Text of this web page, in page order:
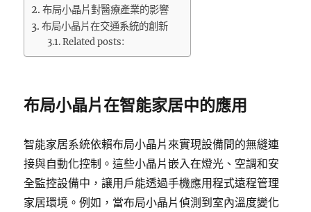
布局小晶片對醫療產業的影響
布局小晶片在交通系統的創新
Related posts:
布局小晶片在智能家居中的應用
智能家居系統依賴布局小晶片來實現設備間的無縫連
接與自動化控制。這些小晶片嵌入在燈光、空調和安
全監控設備中，讓用戶能透過手機應用程式遠程管理
家居環境。例如，當布局小晶片偵測到室內溫度變化